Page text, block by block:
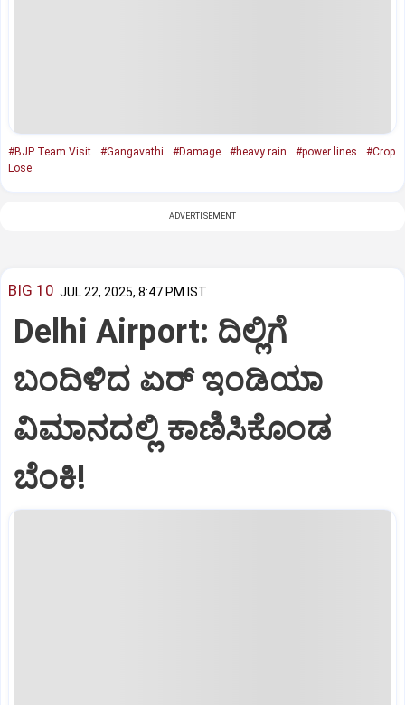
#BJP Team Visit #Gangavathi #Damage #heavy rain #power lines
#Crop
Lose
ADVERTISEMENT
BIG 10 JUL 22, 2025, 8:47 PM IST
Delhi Airport: ದಿಲ್ಲಿಗೆ
ಬಂದಿಳಿದ ಏರ್‌ ಇಂಡಿಯಾ
ವಿಮಾನದಲ್ಲಿ ಕಾಣಿಸಿಕೊಂಡ
ಬೆಂಕಿ!